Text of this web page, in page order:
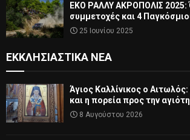
ΕΚΟ ΡΑΛΛΥ ΑΚΡΟΠΟΛΙΣ 2025:
συμμετοχές και 4
25 Ιουνίου 2025
ΕΚΚΛΗΣΙΑΣΤΙΚΆ ΝΈΑ
Άγιος Καλλίνικος ο
και η πορεία προς την
8 Αυγούστου 2026